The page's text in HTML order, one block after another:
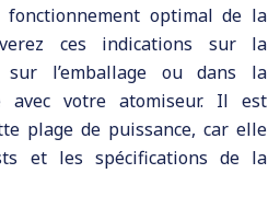
fonctionnement optimal de la
ces indications sur la
sur l’emballage ou dans la
avec votre atomiseur. Il est
plage de puissance, car elle
et les spécifications de la